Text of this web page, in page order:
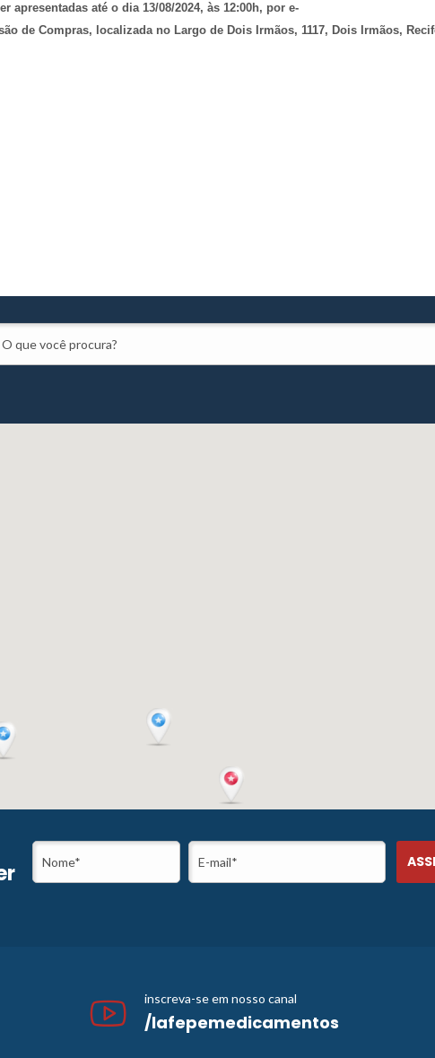
apresentadas até o dia 13/08/2024, às 12:00h, por e-
de Compras, localizada no Largo de Dois Irmãos, 1117, Dois Irmãos,
inscreva-se em nosso canal
/lafepemedicamentos